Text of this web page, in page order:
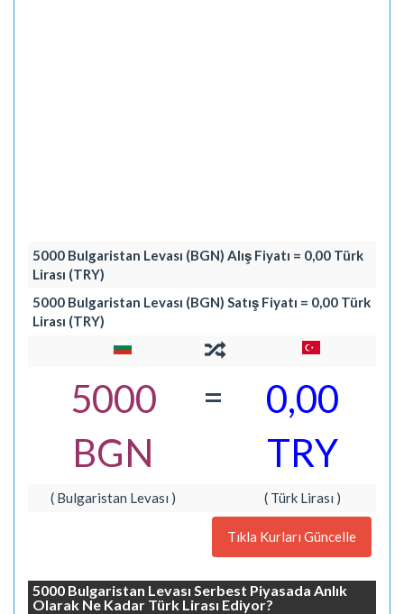
5000 Bulgaristan Levası (BGN) Alış Fiyatı = 0,00 Türk
Lirası (TRY)
5000 Bulgaristan Levası (BGN) Satış Fiyatı = 0,00 Türk
Lirası (TRY)
5000
BGN
=
0,00
TRY
( Bulgaristan Levası ) ( Türk Lirası )
Tıkla Kurları Güncelle
5000 Bulgaristan Levası Serbest Piyasada Anlık
Olarak Ne Kadar Türk Lirası Ediyor?